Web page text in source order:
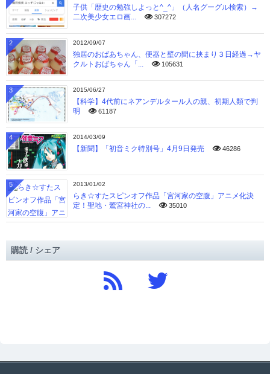
子供「歴史の勉強しよっと^_^」（人名グーグル検索）→
二次美少女エロ画...
307272
2012/09/07
独居のおばあちゃん、便器と壁の間に挟まり３日経過→ヤ
クルトおばちゃん「...
105631
2
2015/06/27
【科学】4代前にネアンデルタール人の親、初期人類で判
明
61187
3
2014/03/09
【新聞】「初音ミク特別号」4月9日発売 46286
4
2013/01/02
らき☆すたスピンオフ作品「宮河家の空腹」アニメ化決
定！聖地・鷲宮神社の...
35010
5
購読 / シェア